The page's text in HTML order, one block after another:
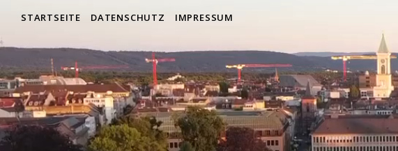
STARTSEITE DATENSCHUTZ IMPRESSUM